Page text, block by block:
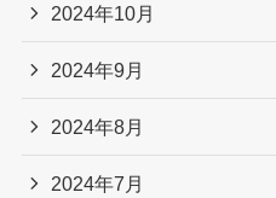
2024年10月
2024年9月
2024年8月
2024年7月